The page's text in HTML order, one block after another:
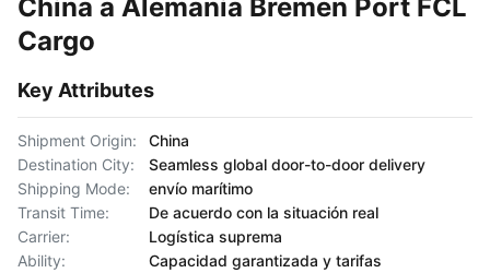
China a Alemania Bremen Port FCL
Cargo
Key Attributes
Shipment Origin:
China
Destination City:
Seamless global door-to-door delivery
Shipping Mode:
envío marítimo
Transit Time:
De acuerdo con la situación real
Carrier:
Logística suprema
Ability:
Capacidad garantizada y tarifas